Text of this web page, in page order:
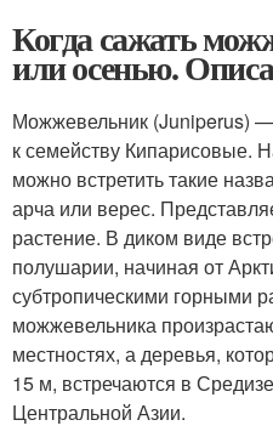
Когда сажать
или осенью.
Можжевельник (Juniperus)
к семейству Кипарисовые.
можно встретить такие
арча или верес.
растение. В диком виде
полушарии, начиная от
субтропическими горными
можжевельника
местностях, а деревья,
15 м, встречаются в
Центральной Азии.